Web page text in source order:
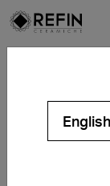
English